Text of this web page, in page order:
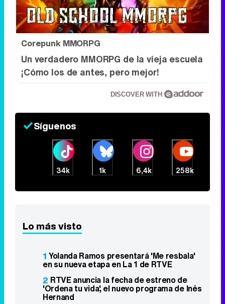
Corepunk MMORPG
Un verdadero MMORPG de la vieja escuela
¡Cómo los de antes, pero mejor!
DISCOVER WITH
Síguenos
34k 1k 6,4k 258k
Lo más visto
1 Yolanda Ramos presentará 'Me resbala'
en su nueva etapa en La 1 de RTVE
2 RTVE anuncia la fecha de estreno de
'Ordena tu vida', el nuevo programa de Inés
Hernand